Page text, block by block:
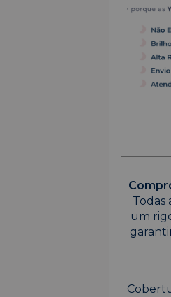
Todas
um